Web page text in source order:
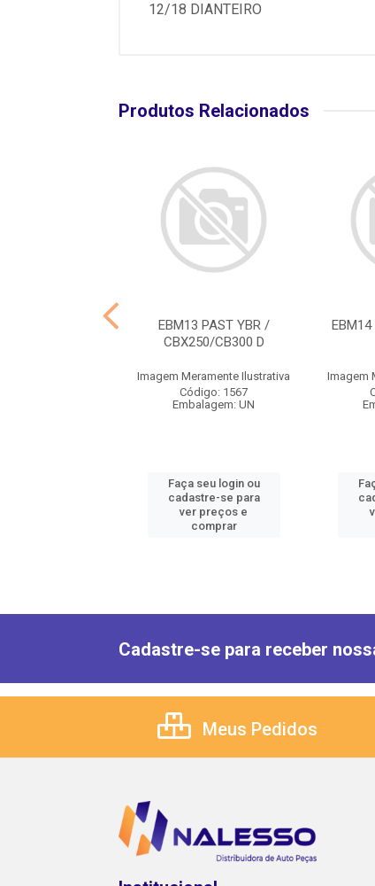
12/18 DIANTEIRO
Produtos Relacionados
EBM13 PAST YBR /
CBX250/CB300 D
Imagem Meramente Ilustrativa
Código: 1567
Embalagem: UN
Faça seu login ou
cadastre-se para
ver preços e
comprar
EBM14
Imagem
Cadastre-se para receber
Meus Pedidos